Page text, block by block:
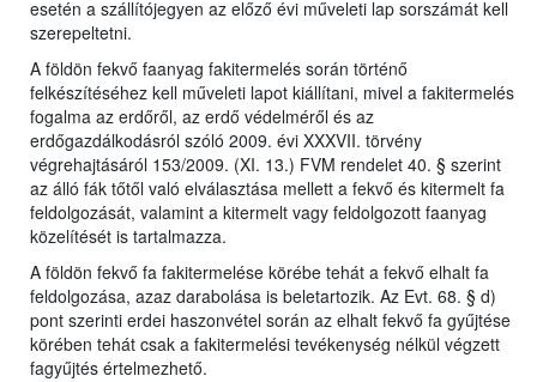
esetén a szállítójegyen az előző évi műveleti lap sorszámát kell
szerepeltetni.
A földön fekvő faanyag fakitermelés során történő
felkészítéséhez kell műveleti lapot kiállítani, mivel a fakitermelés
fogalma az erdőről, az erdő védelméről és az
erdőgazdálkodásról szóló 2009. évi XXXVII. törvény
végrehajtásáról 153/2009. (XI. 13.) FVM rendelet 40. § szerint
az álló fák tőtől való elválasztása mellett a fekvő és kitermelt fa
feldolgozását, valamint a kitermelt vagy feldolgozott faanyag
közelítését is tartalmazza.
A földön fekvő fa fakitermelése körébe tehát a fekvő elhalt fa
feldolgozása, azaz darabolása is beletartozik. Az Evt. 68. § d)
pont szerinti erdei haszonvétel során az elhalt fekvő fa gyűjtése
körében tehát csak a fakitermelési tevékenység nélkül végzett
fagyűjtés értelmezhető.